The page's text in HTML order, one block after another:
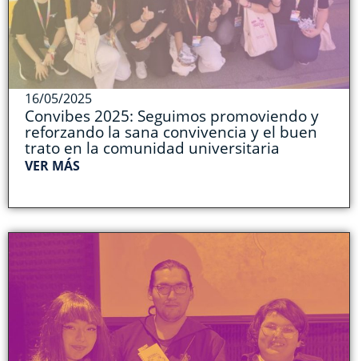
16/05/2025
Convibes 2025: Seguimos promoviendo y
reforzando la sana convivencia y el buen
trato en la comunidad universitaria
VER MÁS